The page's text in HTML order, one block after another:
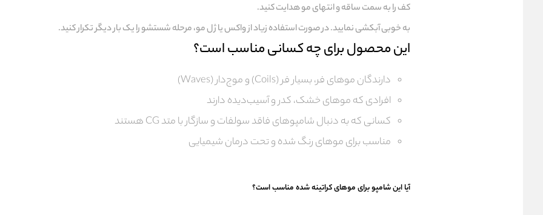
کف را به سمت ساقه و انتهای مو هدایت کنید.
به خوبی آبکشی نمایید. در صورت استفاده زیاد از واکس یا ژل مو، مرحله شستشو را یک بار دیگر تکرار کنید.
این محصول برای چه کسانی مناسب است؟
دارندگان موهای فر، بسیار فر (Coils) و موج‌دار (Waves)
افرادی که موهای خشک، کدر و آسیب‌دیده دارند
کسانی که به دنبال شامپوهای فاقد سولفات و سازگار با متد CG هستند
مناسب برای موهای رنگ شده و تحت درمان شیمیایی
آیا این شامپو برای موهای کراتینه شده مناسب است؟